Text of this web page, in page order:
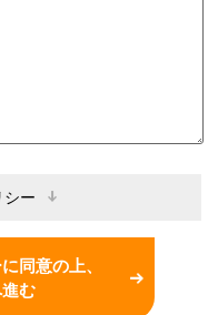
シー
同意の上、
む